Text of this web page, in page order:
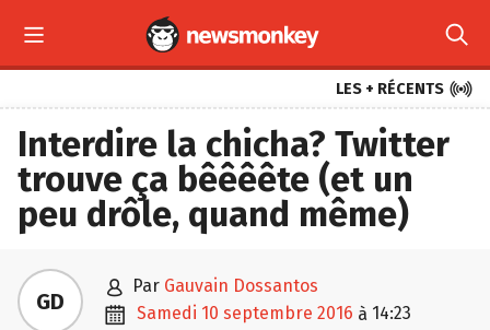
 
LES + RÉCENTS 
Interdire la chicha? Twitter
trouve ça bêêêête (et un
peu drôle, quand même)
GD  par Gauvain Dossantos
 samedi 10 septembre 2016 à 14:23